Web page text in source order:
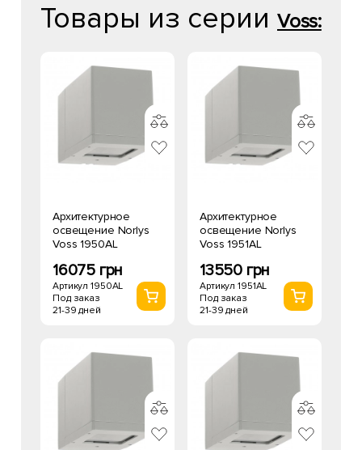
Товары из серии Voss:
Архитектурное
освещение Norlys
Voss 1950AL
16075 грн
Артикул 1950AL
Под заказ
21-39 дней
Архитектурное
освещение Norlys
Voss 1951AL
13550 грн
Артикул 1951AL
Под заказ
21-39 дней